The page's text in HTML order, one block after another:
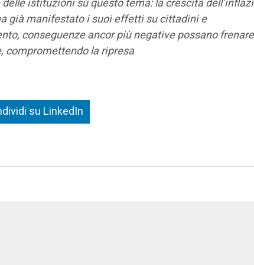
istituzioni su questo tema: la crescita
già manifestato i suoi effetti su cittadini e
conseguenze ancor più negative possano
compromettendo la ripresa
su LinkedIn